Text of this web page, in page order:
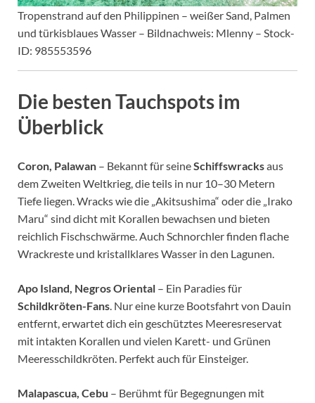
Tropenstrand auf den Philippinen – weißer Sand, Palmen
und türkisblaues Wasser – Bildnachweis: Mlenny – Stock-
ID: 985553596
Die besten Tauchspots im
Überblick
Coron, Palawan – Bekannt für seineSchiffswracksaus
dem Zweiten Weltkrieg, die teils in nur 10–30 Metern
Tiefe liegen. Wracks wie die „Akitsushima“ oder die „Irako
Maru“ sind dicht mit Korallen bewachsen und bieten
reichlich Fischschwärme. Auch Schnorchler finden flache
Wrackreste und kristallklares Wasser in den Lagunen.
Apo Island, Negros Oriental – Ein Paradies für
Schildkröten-Fans. Nur eine kurze Bootsfahrt von Dauin
entfernt, erwartet dich ein geschütztes Meeresreservat
mit intakten Korallen und vielen Karett- und Grünen
Meeresschildkröten. Perfekt auch für Einsteiger.
Malapascua, Cebu – Berühmt für Begegnungen mit